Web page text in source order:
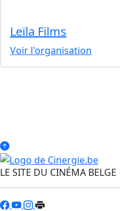
Leïla Films
Voir l'organisation
LE SITE DU CINÉMA BELGE